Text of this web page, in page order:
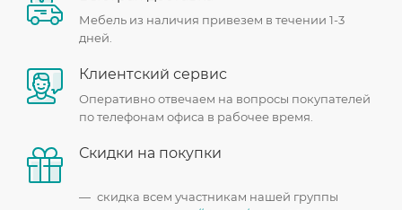
Мебель из наличия привезем в течении 1-3
дней.
Клиентский сервис
Оперативно отвечаем на вопросы покупателей
по телефонам офиса в рабочее время.
Скидки на покупки
скидка всем участникам нашей группы